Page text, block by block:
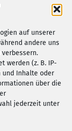
auf unserer
andere uns
werden (z. B. IP-
und Inhalte oder
über die
jederzeit unter